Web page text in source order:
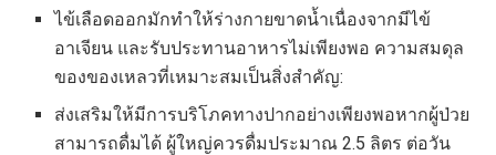
ไข้เลือดออกมักทำให้ร่างกายขาดน้ำเนื่องจากมีไข้
อาเจียน และรับประทานอาหารไม่เพียงพอ ความสมดุล
ของของเหลวที่เหมาะสมเป็นสิ่งสำคัญ:
ส่งเสริมให้มีการบริโภคทางปากอย่างเพียงพอหากผู้ป่วย
สามารถดื่มได้ ผู้ใหญ่ควรดื่มประมาณ 2.5 ลิตร ต่อวัน